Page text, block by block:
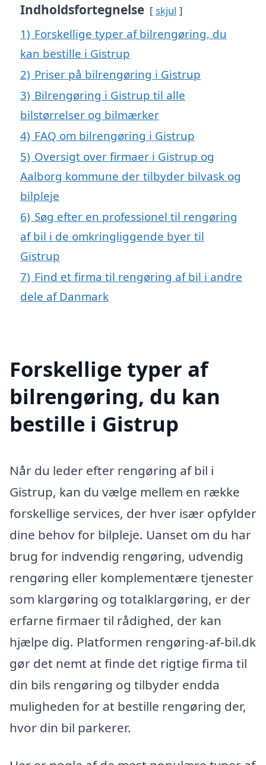
Indholdsfortegnelse skjul
1) Forskellige typer af bilrengøring, du
kan bestille i Gistrup
2) Priser på bilrengøring i Gistrup
3) Bilrengøring i Gistrup til alle
bilstørrelser og bilmærker
4) FAQ om bilrengøring i Gistrup
5) Oversigt over firmaer i Gistrup og
Aalborg kommune der tilbyder bilvask og
bilpleje
6) Søg efter en professionel til rengøring
af bil i de omkringliggende byer til
Gistrup
7) Find et firma til rengøring af bil i andre
dele af Danmark
Forskellige typer af
bilrengøring, du kan
bestille i Gistrup
Når du leder efter rengøring af bil i
Gistrup, kan du vælge mellem en række
forskellige services, der hver især opfylder
dine behov for bilpleje. Uanset om du har
brug for indvendig rengøring, udvendig
rengøring eller komplementære tjenester
som klargøring og totalklargøring, er der
erfarne firmaer til rådighed, der kan
hjælpe dig. Platformen rengøring-af-bil.dk
gør det nemt at finde det rigtige firma til
din bils rengøring og tilbyder endda
muligheden for at bestille rengøring der,
hvor din bil parkerer.